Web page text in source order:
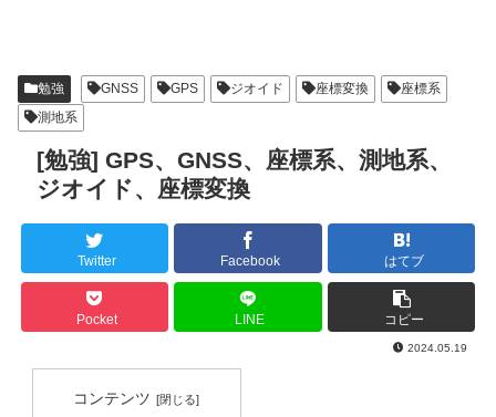
勉強 GNSS GPS ジオイド 座標変換
座標系
測地系
[勉強] GPS、GNSS、座標系、測地系、
ジオイド、座標変換
Twitter Facebook はてブ
Pocket LINE コピー
2024.05.19
コンテンツ